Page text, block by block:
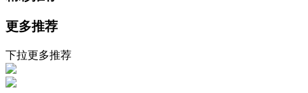
更多推荐
下拉更多推荐